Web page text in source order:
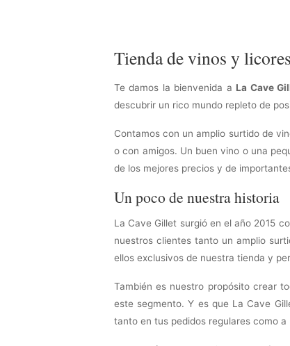
Tienda de vinos y licores
Te damos la bienvenida aLa Cave
descubrir un rico mundo repleto de
Contamos con un amplio surtido de
o con amigos. Un buen vino o una
de los mejores precios y de
Un poco de nuestra historia
La Cave Gillet surgió en el año 2015
nuestros clientes tanto un amplio
ellos exclusivos de nuestra tienda y
También es nuestro propósito crear
este segmento. Y es que La Cave
tanto en tus pedidos regulares como